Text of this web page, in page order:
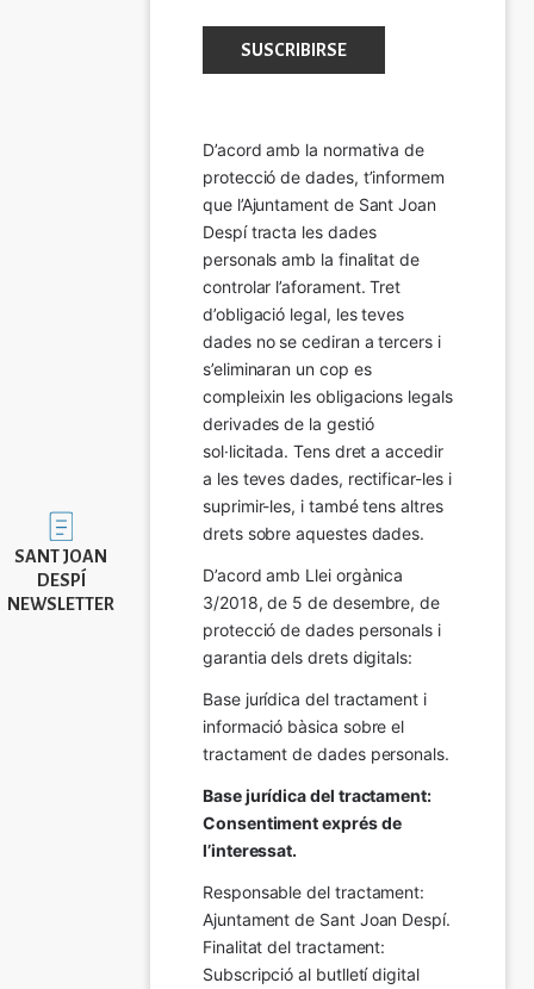
Imatge
SANT JOAN
DESPÍ
NEWSLETTER
D’acord amb la normativa de
protecció de dades, t’informem
que l’Ajuntament de Sant Joan
Despí tracta les dades
personals amb la finalitat de
controlar l’aforament. Tret
d’obligació legal, les teves
dades no se cediran a tercers i
s’eliminaran un cop es
compleixin les obligacions legals
derivades de la gestió
sol·licitada. Tens dret a accedir
a les teves dades, rectificar-les i
suprimir-les, i també tens altres
drets sobre aquestes dades.
D’acord amb Llei orgànica
3/2018, de 5 de desembre, de
protecció de dades personals i
garantia dels drets digitals:
Base jurídica del tractament i
informació bàsica sobre el
tractament de dades personals.
Base jurídica del tractament:
Consentiment exprés de
l’interessat.
Responsable del tractament:
Ajuntament de Sant Joan Despí.
Finalitat del tractament:
Subscripció al butlletí digital